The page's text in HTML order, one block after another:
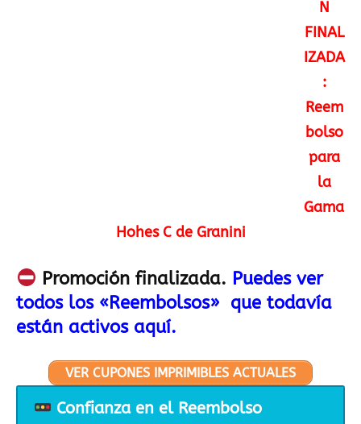
N
FINAL
IZADA
:
Reem
bolso
para
la
Gama
Hohes C de Granini
Promoción finalizada. Puedes ver
todos los «Reembolsos» que todavía
están activos aquí.
VER CUPONES IMPRIMIBLES ACTUALES
Confianza en el Reembolso